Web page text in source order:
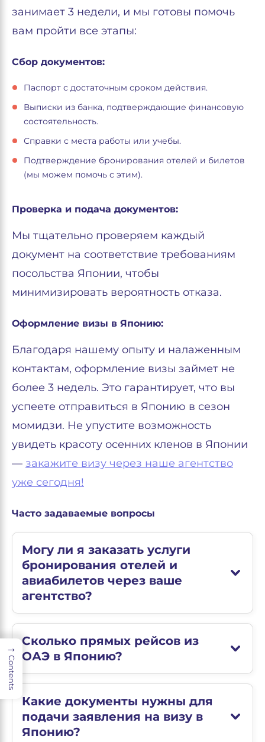
занимает 3 недели, и мы готовы помочь
вам пройти все этапы:
Сбор документов:
Паспорт с достаточным сроком действия.
Выписки из банка, подтверждающие финансовую
состоятельность.
Справки с места работы или учебы.
Подтверждение бронирования отелей и билетов
(мы можем помочь с этим).
Проверка и подача документов:
Мы тщательно проверяем каждый
документ на соответствие требованиям
посольства Японии, чтобы
минимизировать вероятность отказа.
Оформление визы в Японию:
Благодаря нашему опыту и налаженным
контактам, оформление визы займет не
более 3 недель. Это гарантирует, что вы
успеете отправиться в Японию в сезон
момидзи. Не упустите возможность
увидеть красоту осенних кленов в Японии
— закажите визу через наше агентство
уже сегодня!
Часто задаваемые вопросы
Могу ли я заказать услуги
бронирования отелей и
авиабилетов через ваше
агентство?
Сколько прямых рейсов из
ОАЭ в Японию?
Какие документы нужны для
подачи заявления на визу в
Японию?
→
Contents